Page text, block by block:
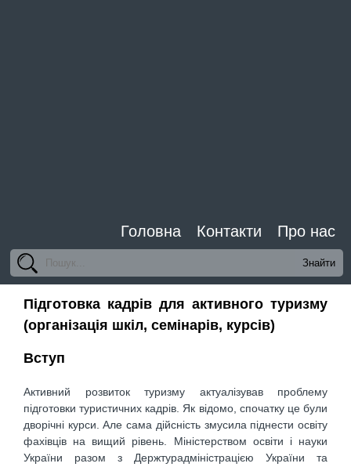
Головна Контакти Про нас
Підготовка кадрів для активного туризму
(організація шкіл, семінарів, курсів)
Вступ
Активний розвиток туризму актуалізував проблему
підготовки туристичних кадрів. Як відомо, спочатку це були
дворічні курси. Але сама дійсність змусила піднести освіту
фахівців на вищий рівень. Міністерством освіти і науки
України разом з Держтурадміністрацією України та